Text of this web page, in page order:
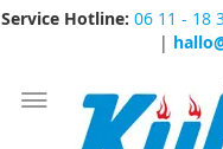
Service Hotline: 06 11 - 18
|